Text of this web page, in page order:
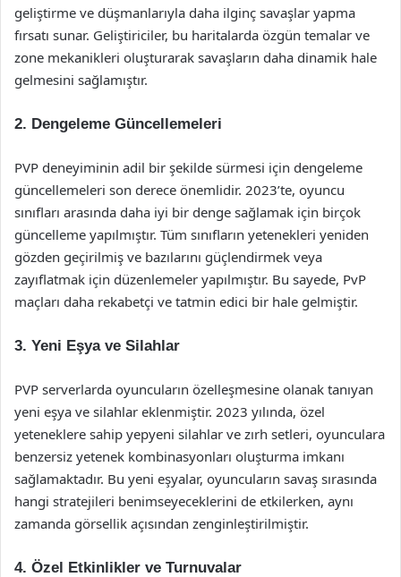
geliştirme ve düşmanlarıyla daha ilginç savaşlar yapma
fırsatı sunar. Geliştiriciler, bu haritalarda özgün temalar ve
zone mekanikleri oluşturarak savaşların daha dinamik hale
gelmesini sağlamıştır.
2. Dengeleme Güncellemeleri
PVP deneyiminin adil bir şekilde sürmesi için dengeleme
güncellemeleri son derece önemlidir. 2023’te, oyuncu
sınıfları arasında daha iyi bir denge sağlamak için birçok
güncelleme yapılmıştır. Tüm sınıfların yetenekleri yeniden
gözden geçirilmiş ve bazılarını güçlendirmek veya
zayıflatmak için düzenlemeler yapılmıştır. Bu sayede, PvP
maçları daha rekabetçi ve tatmin edici bir hale gelmiştir.
3. Yeni Eşya ve Silahlar
PVP serverlarda oyuncuların özelleşmesine olanak tanıyan
yeni eşya ve silahlar eklenmiştir. 2023 yılında, özel
yeteneklere sahip yepyeni silahlar ve zırh setleri, oyunculara
benzersiz yetenek kombinasyonları oluşturma imkanı
sağlamaktadır. Bu yeni eşyalar, oyuncuların savaş sırasında
hangi stratejileri benimseyeceklerini de etkilerken, aynı
zamanda görsellik açısından zenginleştirilmiştir.
4. Özel Etkinlikler ve Turnuvalar